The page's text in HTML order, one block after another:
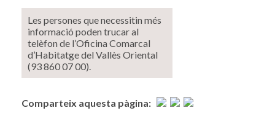
Les persones que necessitin més
informació poden trucar al
telèfon de l’Oficina Comarcal
d’Habitatge del Vallès Oriental
(93 860 07 00).
Comparteix aquesta pàgina: